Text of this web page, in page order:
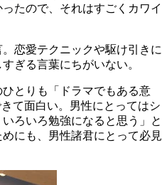
たので、それはすごくカワイ
恋愛テクニックや駆け引きに
ぎる言葉にちがいない。
とりも「ドラマでもある意
て面白い。男性にとってはシ
ろいろ勉強になると思う」と
にも、男性諸君にとって必見